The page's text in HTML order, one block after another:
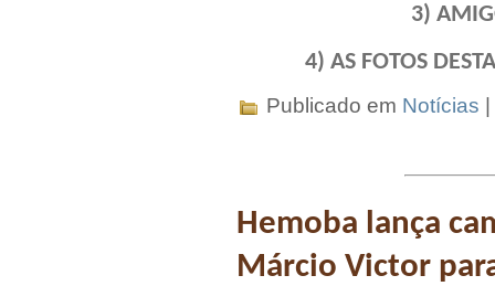
3)
4) AS FOTOS
Publicado em Notícias |
Hemoba lança
Márcio Victor